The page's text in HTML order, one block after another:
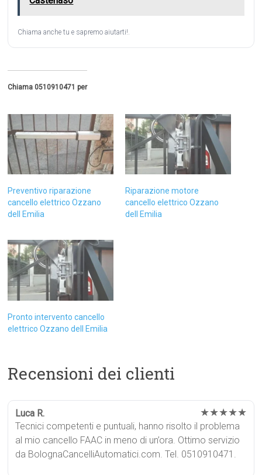
Chiama anche tu e sapremo aiutarti!.
Chiama 0510910471 per
Preventivo riparazione
cancello elettrico Ozzano
dell Emilia
Riparazione motore
cancello elettrico Ozzano
dell Emilia
Pronto intervento cancello
elettrico Ozzano dell Emilia
Recensioni dei clienti
Luca R. ★★★★★
Tecnici competenti e puntuali, hanno risolto il problema
al mio cancello FAAC in meno di un’ora. Ottimo servizio
da BolognaCancelliAutomatici.com. Tel. 0510910471.